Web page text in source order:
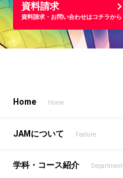
資料請求
資料請求・お問い合わせはコチラから
Home Home
JAMについて Feature
学科・コース紹介 Department